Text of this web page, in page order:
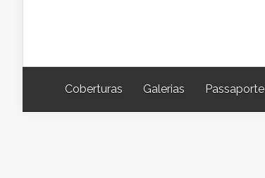
Coberturas Galerias Passaporte